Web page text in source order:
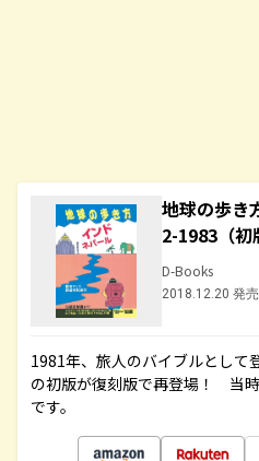
地球の歩き
2-1983（初
D-Books
2018.12.20 発売
1981年、旅人のバイブルとして
の初版が復刻版で再登場！ 当
です。